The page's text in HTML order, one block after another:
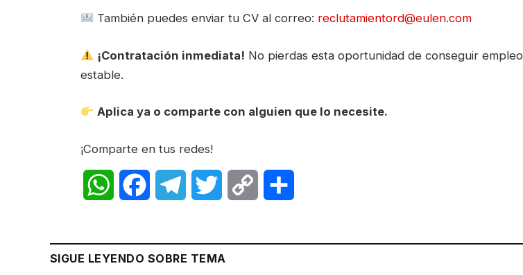
También puedes enviar tu CV al correo: reclutamientord@eulen.com
¡Contratación inmediata! No pierdas esta oportunidad de conseguir empleo
estable.
Aplica ya o comparte con alguien que lo necesite.
¡Comparte en tus redes!
WhatsAppFacebookTelegramTwitter Copy
SIGUE LEYENDO SOBRE TEMA